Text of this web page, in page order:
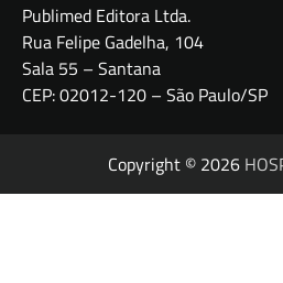
Publimed Editora Ltda.
Rua Felipe Gadelha, 104
Sala 55 – Santana
CEP: 02012-120 – São Paulo/SP
Copyright © 2026